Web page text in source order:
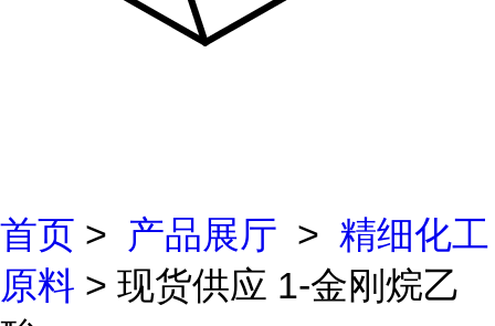
首页 > 产品展厅 > 精细化工
原料 > 现货供应 1-金刚烷乙